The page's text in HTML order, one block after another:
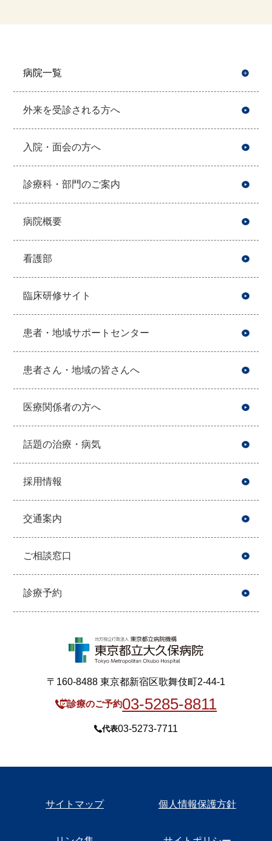
病院一覧
外来を受診される方へ
入院・面会の方へ
診療科・部門のご案内
病院概要
看護部
臨床研修サイト
患者・地域サポートセンター
患者さん・地域の皆さんへ
医療関係者の方へ
話題の治療・病気
採用情報
交通案内
ご相談窓口
診療予約
〒160-8488 東京都新宿区歌舞伎町2-44-1
診療のご予約03-5285-8811
代表03-5273-7711
サイトマップ 個人情報保護方針